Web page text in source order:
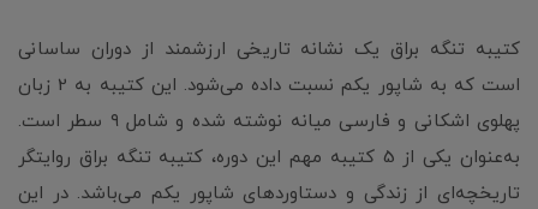
کتیبه تنگه براق یک نشانه تاریخی ارزشمند از دوران ساسانی
است که به شاپور یکم نسبت داده می‌شود. این کتیبه به 2 زبان
پهلوی اشکانی و فارسی میانه نوشته شده و شامل ۹ سطر است.
به‌عنوان یکی از 5 کتیبه مهم این دوره، کتیبه تنگه براق روایتگر
تاریخچه‌ای از زندگی و دستاوردهای شاپور یکم می‌باشد. در این